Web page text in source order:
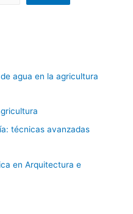
agua en la agricultura
técnicas avanzadas
en Arquitectura e